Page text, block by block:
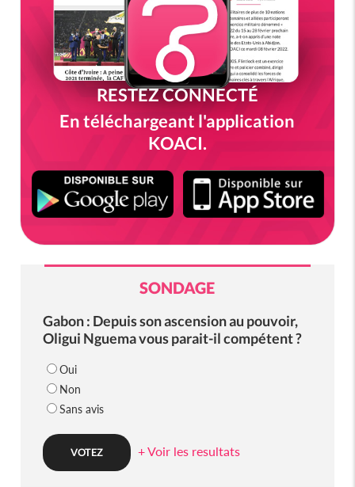
RESTEZ CONNECTÉ
En téléchargeant l'application
KOACI.
SONDAGE
Gabon : Depuis son ascension au pouvoir,
Oligui Nguema vous parait-il compétent ?
Oui
Non
Sans avis
+ Voir les resultats